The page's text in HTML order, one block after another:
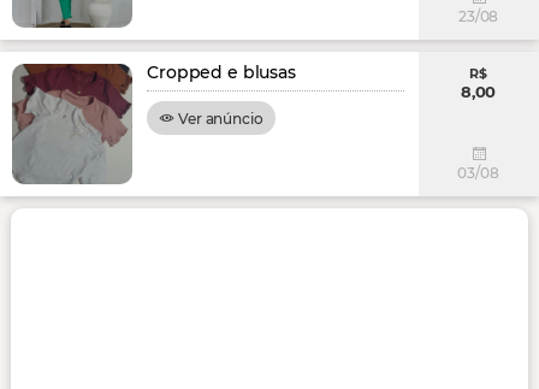
23/08
Cropped e blusas
Ver anúncio
R$
8,00
03/08